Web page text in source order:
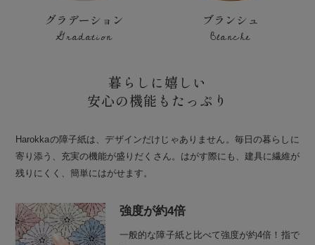
グラデーション
Gradation
ブランシュ
Blanche
暮らしに嬉しい
安心の機能もたっぷり
Harokkaの障子紙は、デザインだけじゃありません。毎日の暮らしに
寄り添う、充実の機能が盛りだくさん。はがす際にも、建具に繊維が
残りにくく、簡単にはがせます。
強度が約4倍
一般的な障子紙と比べて強度が約4倍！指で